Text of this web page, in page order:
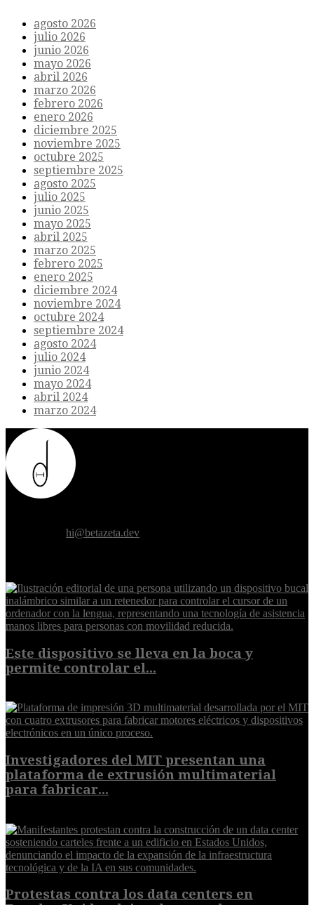
agosto 2026
julio 2026
junio 2026
mayo 2026
abril 2026
marzo 2026
febrero 2026
enero 2026
diciembre 2025
noviembre 2025
octubre 2025
septiembre 2025
agosto 2025
julio 2025
junio 2025
mayo 2025
abril 2025
marzo 2025
febrero 2025
enero 2025
diciembre 2024
noviembre 2024
octubre 2024
septiembre 2024
agosto 2024
julio 2024
junio 2024
mayo 2024
abril 2024
marzo 2024
hi@betazeta.dev
Este dispositivo se lleva en la boca y
permite controlar el...
Investigadores del MIT presentan una
plataforma de extrusión multimaterial
para fabricar...
Protestas contra los data centers en